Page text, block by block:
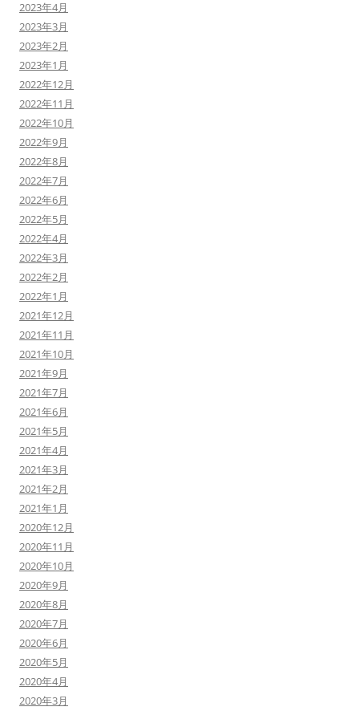
2023年4月
2023年3月
2023年2月
2023年1月
2022年12月
2022年11月
2022年10月
2022年9月
2022年8月
2022年7月
2022年6月
2022年5月
2022年4月
2022年3月
2022年2月
2022年1月
2021年12月
2021年11月
2021年10月
2021年9月
2021年7月
2021年6月
2021年5月
2021年4月
2021年3月
2021年2月
2021年1月
2020年12月
2020年11月
2020年10月
2020年9月
2020年8月
2020年7月
2020年6月
2020年5月
2020年4月
2020年3月